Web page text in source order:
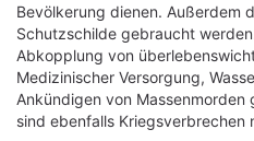
Bevölkerung dienen. Außerdem
Schutzschilde gebraucht
Abkopplung von
Medizinischer Versorgung,
Ankündigen von
sind ebenfalls Kriegsverbrechen